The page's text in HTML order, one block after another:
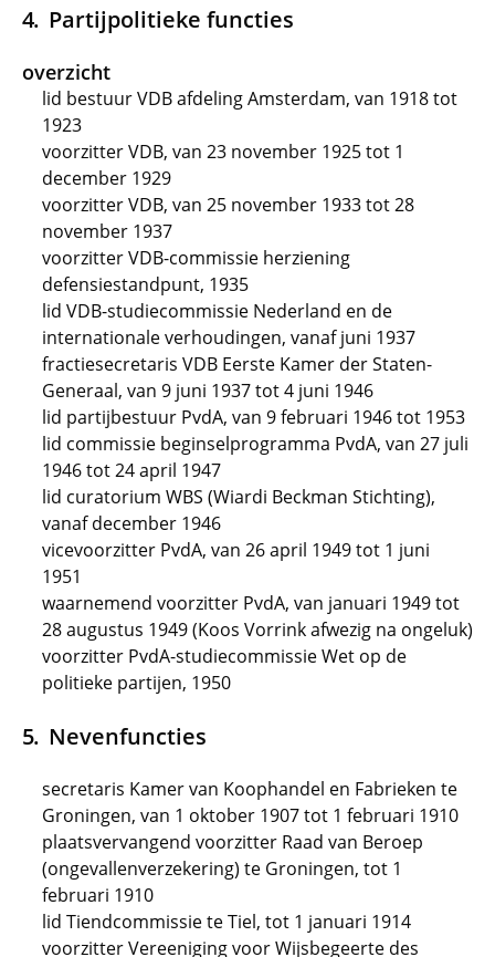
Partijpolitieke functies
overzicht
lid bestuur VDB afdeling Amsterdam, van 1918 tot
1923
voorzitter VDB, van 23 november 1925 tot 1
december 1929
voorzitter VDB, van 25 november 1933 tot 28
november 1937
voorzitter VDB-commissie herziening
defensiestandpunt, 1935
lid VDB-studiecommissie Nederland en de
internationale verhoudingen, vanaf juni 1937
fractiesecretaris VDB Eerste Kamer der Staten-
Generaal, van 9 juni 1937 tot 4 juni 1946
lid partijbestuur PvdA, van 9 februari 1946 tot 1953
lid commissie beginselprogramma PvdA, van 27 juli
1946 tot 24 april 1947
lid curatorium WBS (Wiardi Beckman Stichting),
vanaf december 1946
vicevoorzitter PvdA, van 26 april 1949 tot 1 juni
1951
waarnemend voorzitter PvdA, van januari 1949 tot
28 augustus 1949 (Koos Vorrink afwezig na ongeluk)
voorzitter PvdA-studiecommissie Wet op de
politieke partijen, 1950
Nevenfuncties
secretaris Kamer van Koophandel en Fabrieken te
Groningen, van 1 oktober 1907 tot 1 februari 1910
plaatsvervangend voorzitter Raad van Beroep
(ongevallenverzekering) te Groningen, tot 1
februari 1910
lid Tiendcommissie te Tiel, tot 1 januari 1914
voorzitter Vereeniging voor Wijsbegeerte des